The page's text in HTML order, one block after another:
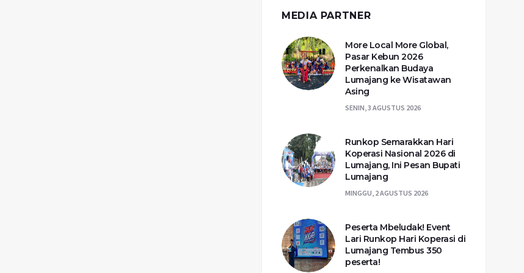
MEDIA PARTNER
More Local More Global,
Pasar Kebun 2026
Perkenalkan Budaya
Lumajang ke Wisatawan
Asing
SENIN, 3 AGUSTUS 2026
Runkop Semarakkan Hari
Koperasi Nasional 2026 di
Lumajang, Ini Pesan Bupati
Lumajang
MINGGU, 2 AGUSTUS 2026
Peserta Mbeludak! Event
Lari Runkop Hari Koperasi di
Lumajang Tembus 350
peserta!